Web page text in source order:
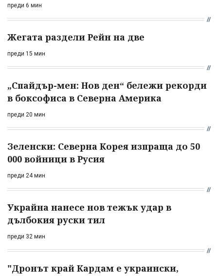
преди 6 мин
Жегата раздели Рейн на две
преди 15 мин
„Спайдър-мен: Нов ден“ бележи рекорди
в боксофиса в Северна Америка
преди 20 мин
Зеленски: Северна Корея изпраща до 50
000 войници в Русия
преди 24 мин
Украйна нанесе нов тежък удар в
дълбокия руски тил
преди 32 мин
"Дронът край Кардам е украински,